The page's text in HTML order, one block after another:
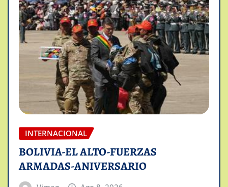
INTERNACIONAL
BOLIVIA-EL ALTO-FUERZAS
ARMADAS-ANIVERSARIO